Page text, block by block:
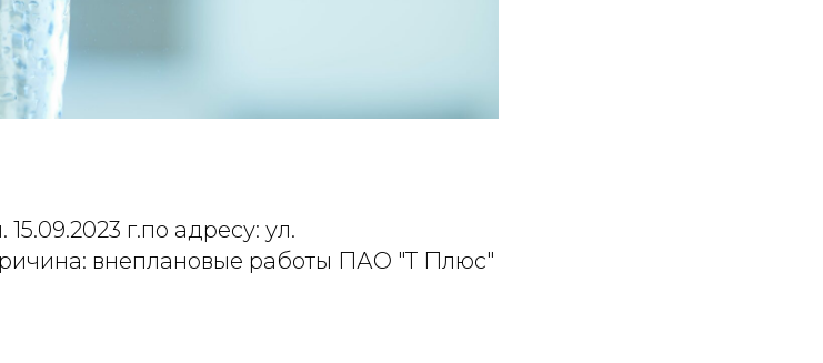
15.09.2023 г.по адресу: ул.
внеплановые работы ПАО "Т Плюс"